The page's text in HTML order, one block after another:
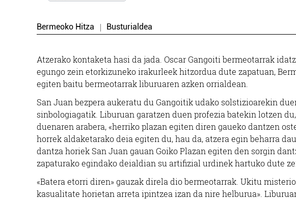
Bermeoko Hitza Busturialdea
Atzerako kontaketa hasi da jada. Oscar Gangoiti bermeotarrak
egungo zein etorkizuneko irakurleek hitzordua dute zapatuan,
egiten baitu bermeotarrak liburuaren azken orrialdean.
San Juan bezpera aukeratu du Gangoitik udako solstizioarekin
sinbologiagatik. Liburuan garatzen duen profezia batekin lotzen
duenaren arabera, «herriko plazan egiten diren gaueko dantzen
horrek aldaketarako deia egiten du, hau da, atzera egin beharra
dantza horiek San Juan gauan Goiko Plazan egiten den sorgin
zapaturako egindako deialdian su artifizial urdinek hartuko dute
«Batera etorri diren» gauzak direla dio bermeotarrak. Ukitu
kasualitate horietan arreta ipintzea izan da nire helburua».